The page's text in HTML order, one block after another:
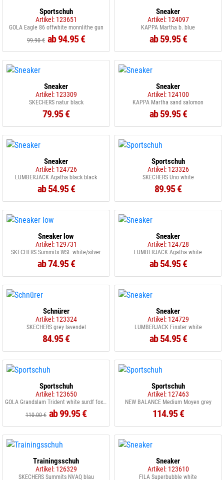
Sportschuh
Artikel: 123651
GOLA Eagle 86 offwhite monnlithe gun
99.90 € ab 94.95 €
Sneaker
Artikel: 124097
KAPPA Martha b. blue
ab 59.95 €
Sneaker
Artikel: 123309
SKECHERS natur black
79.95 €
Sneaker
Artikel: 124100
KAPPA Martha sand salomon
ab 59.95 €
Sneaker
Artikel: 124726
LUMBERJACK Agatha black black
ab 54.95 €
Sportschuh
Artikel: 123326
SKECHERS Uno white
89.95 €
Sneaker low
Artikel: 129731
SKECHERS Summits WSL white/silver
ab 74.95 €
Sneaker
Artikel: 124728
LUMBERJACK Agatha white
ab 54.95 €
Schnürer
Artikel: 123324
SKECHERS grey lavendel
84.95 €
Sneaker
Artikel: 124729
LUMBERJACK Finster white
ab 54.95 €
Sportschuh
Artikel: 123650
GOLA Grandslam Trident white surdf foxglove
110.00 € ab 99.95 €
Sportschuh
Artikel: 127463
NEW BALANCE Medium Moyen grey
114.95 €
Trainingsschuh
Artikel: 126329
SKECHERS Summits NVAQ blau
Sneaker
Artikel: 123610
FILA Superbubble white